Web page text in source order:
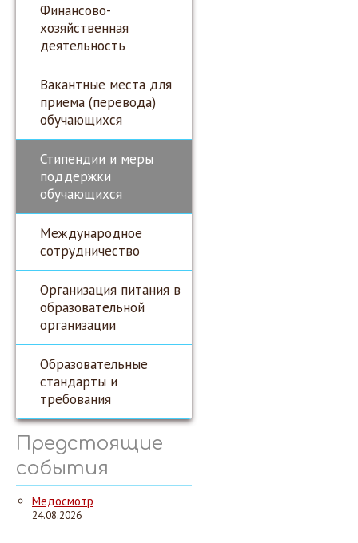
Финансово-
хозяйственная
деятельность
Вакантные места для
приема (перевода)
обучающихся
Стипендии и меры
поддержки
обучающихся
Международное
сотрудничество
Организация питания в
образовательной
организации
Образовательные
стандарты и
требования
Предстоящие
события
Медосмотр
24.08.2026